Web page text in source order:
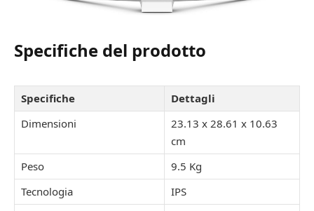
Specifiche del prodotto
Specifiche
Dettagli
Dimensioni
‎23.13 x 28.61 x 10.63
cm
Peso
9.5 Kg
Tecnologia
IPS